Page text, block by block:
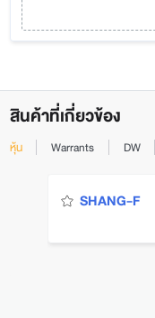
สินค้าที่เกี่ยวข้อง
หุ้น Warrants DW
SHANG-F